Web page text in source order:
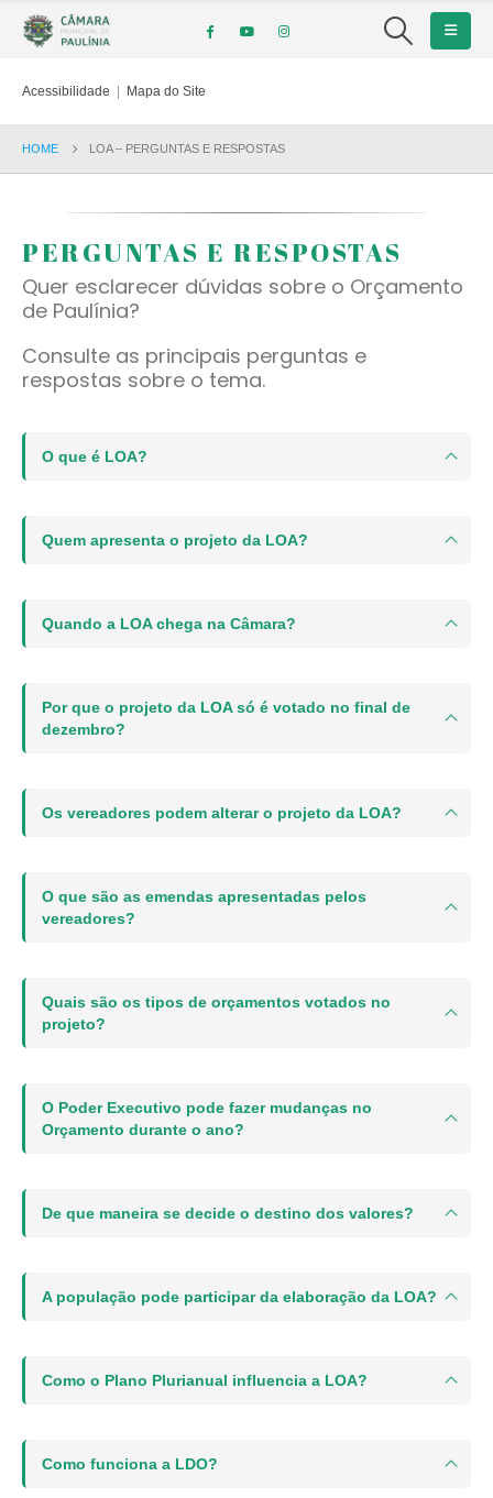
Acessibilidade | Mapa do Site
HOME LOA – PERGUNTAS E RESPOSTAS
PERGUNTAS E RESPOSTAS
Quer esclarecer dúvidas sobre o Orçamento
de Paulínia?
Consulte as principais perguntas e
respostas sobre o tema.
O que é LOA?
Quem apresenta o projeto da LOA?
Quando a LOA chega na Câmara?
Por que o projeto da LOA só é votado no final de
dezembro?
Os vereadores podem alterar o projeto da LOA?
O que são as emendas apresentadas pelos
vereadores?
Quais são os tipos de orçamentos votados no
projeto?
O Poder Executivo pode fazer mudanças no
Orçamento durante o ano?
De que maneira se decide o destino dos valores?
A população pode participar da elaboração da LOA?
Como o Plano Plurianual influencia a LOA?
Como funciona a LDO?